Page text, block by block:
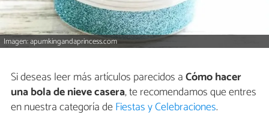
Imagen: apumkingandaprincess.com
Si deseas leer más artículos parecidos aCómo hacer
una bola de nieve casera, te recomendamos que entres
en nuestra categoría deFiestas y Celebraciones.